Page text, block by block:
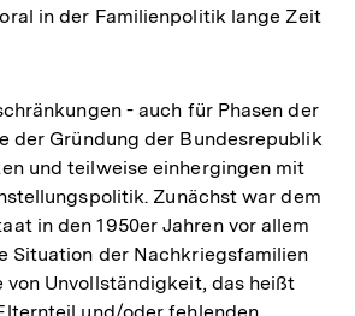
in der Familienpolitik lange Zeit
- auch für Phasen der
der Gründung der Bundesrepublik
und teilweise einhergingen mit
Zunächst war dem
in den 1950er Jahren vor allem
Situation der Nachkriegsfamilien
von Unvollständigkeit, das heißt